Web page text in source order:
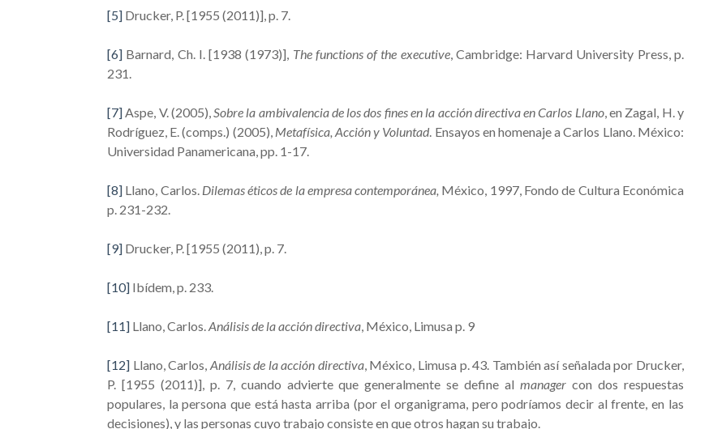
[5] Drucker, P. [1955 (2011)], p. 7.
[6] Barnard, Ch. I. [1938 (1973)], The functions of the executive, Cambridge: Harvard University Press, p.
231.
[7]Aspe, V. (2005),Sobre la ambivalencia de los dos fines en la acción directiva en Carlos Llano, en Zagal, H. y
Rodríguez, E. (comps.) (2005), Metafísica, Acción y Voluntad. Ensayos en homenaje a Carlos Llano. México:
Universidad Panamericana, pp. 1-17.
[8] Llano, Carlos. Dilemas éticos de la empresa contemporánea, México, 1997, Fondo de Cultura Económica
p. 231-232.
[9] Drucker, P. [1955 (2011), p. 7.
[10] Ibídem, p. 233.
[11] Llano, Carlos.Análisis de la acción directiva, México, Limusa p. 9
[12] Llano, Carlos, Análisis de la acción directiva, México, Limusa p. 43. También así señalada por Drucker,
P. [1955 (2011)], p. 7, cuando advierte que generalmente se define almanager con dos respuestas
populares, la persona que está hasta arriba (por el organigrama, pero podríamos decir al frente, en las
decisiones), y las personas cuyo trabajo consiste en que otros hagan su trabajo.